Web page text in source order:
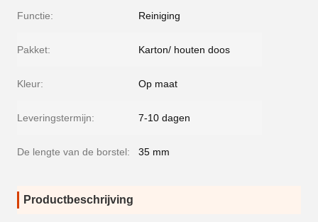
Functie: Reiniging
Pakket: Karton/ houten doos
Kleur: Op maat
Leveringstermijn: 7-10 dagen
De lengte van de borstel: 35 mm
Productbeschrijving